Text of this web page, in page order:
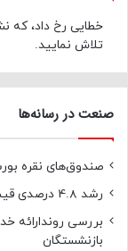
خطایی رخ داد، که
تلاش نمایید.
صنعت در رسانه‌ها
صندوق‌های نقره
رشد 4.8 درصدی قیمت جهانی طلا در معاملات هفته
بررسی روندارائه
بازنشستگان